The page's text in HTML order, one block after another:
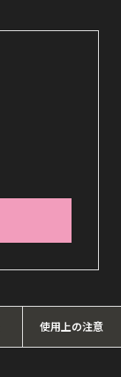
使用上の注意